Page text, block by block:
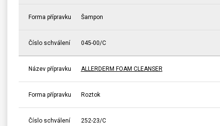
Forma přípravku Šampon
Číslo schválení 045-00/C
Název přípravku ALLERDERM FOAM CLEANSER
Forma přípravku Roztok
Číslo schválení 252-23/C